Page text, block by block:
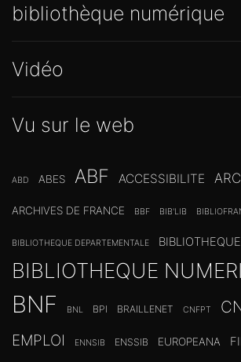
bibliothèque numérique
Vidéo
Vu sur le web
ABD ABES ABF ACCESSIBILITE
ARCHIVES DE FRANCE BBF BIB'LIB
BIBLIOTHEQUE DEPARTEMENTALE
BIBLIOTHEQUE
BNF BNL BPI BRAILLENET CNFPT
EMPLOI ENNSIB ENSSIB EUROPEANA